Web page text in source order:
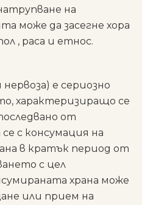
на
може да засегне хора
, раса и етнос.
е сериозно
характеризиращо се
от
с консумация на
в кратък период от
с цел
храна може
или прием на